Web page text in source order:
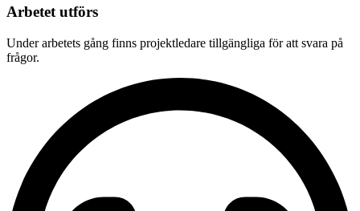
Arbetet utförs
Under arbetets gång finns projektledare tillgängliga för att svara på
frågor.